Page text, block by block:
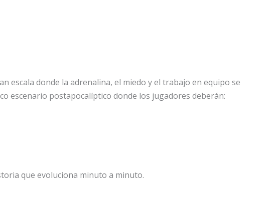
escala donde la adrenalina, el miedo y el trabajo en equipo se
escenario postapocalíptico donde los jugadores deberán:
que evoluciona minuto a minuto.